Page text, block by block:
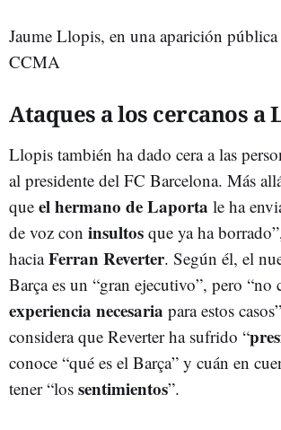
Jaume Llopis, en una aparición
CCMA
Ataques a los cercanos a
Llopis también ha dado cera a las
al presidente del FC Barcelona. Más
que el hermano de Laporta le ha
de voz con insultos que ya ha
haciaFerran Reverter. Según él, el
Barça es un “gran ejecutivo”, pero “no
experiencia necesaria para estos
considera que Reverter ha sufrido “
conoce “qué es el Barça” y cuán en
tener “los sentimientos”.